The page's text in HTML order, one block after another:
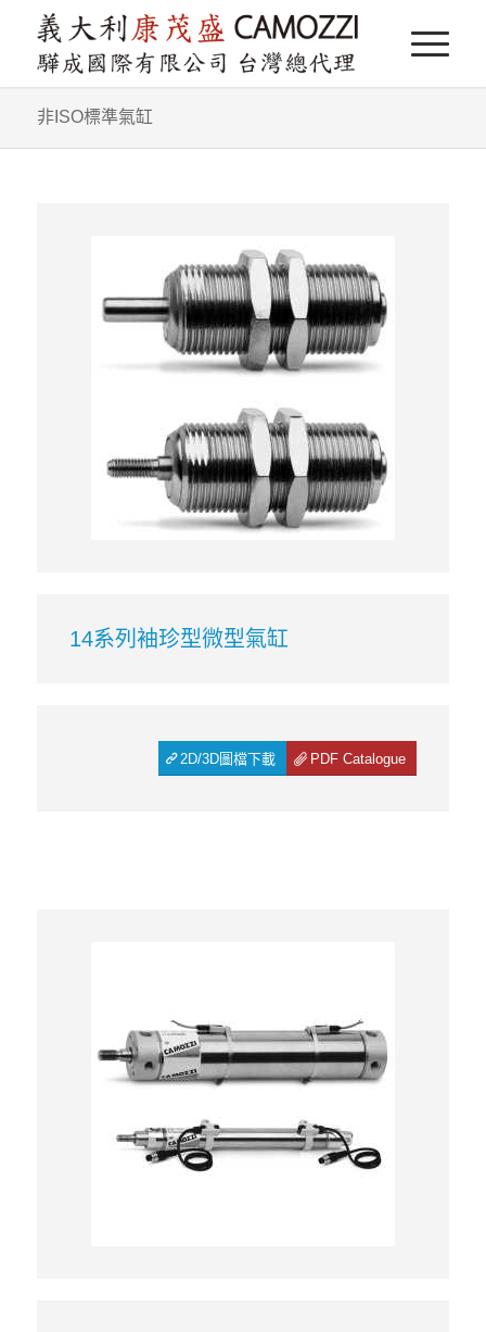
非ISO標準氣缸
14系列袖珍型微型氣缸
PDF Catalogue
2D/3D圖檔下載